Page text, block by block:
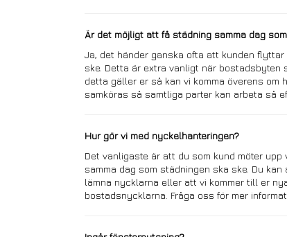
Är det möjligt att få städning samma dag
Ja, det händer ganska ofta att kunden
ske. Detta är extra vanligt när bostadsbyten
detta gäller er så kan vi komma överens om
samköras så samtliga parter kan arbeta så
Hur gör vi med nyckelhanteringen?
Det vanligaste är att du som kund möter
samma dag som städningen ska ske. Du
lämna nycklarna eller att vi kommer till er
bostadsnycklarna. Fråga oss för mer